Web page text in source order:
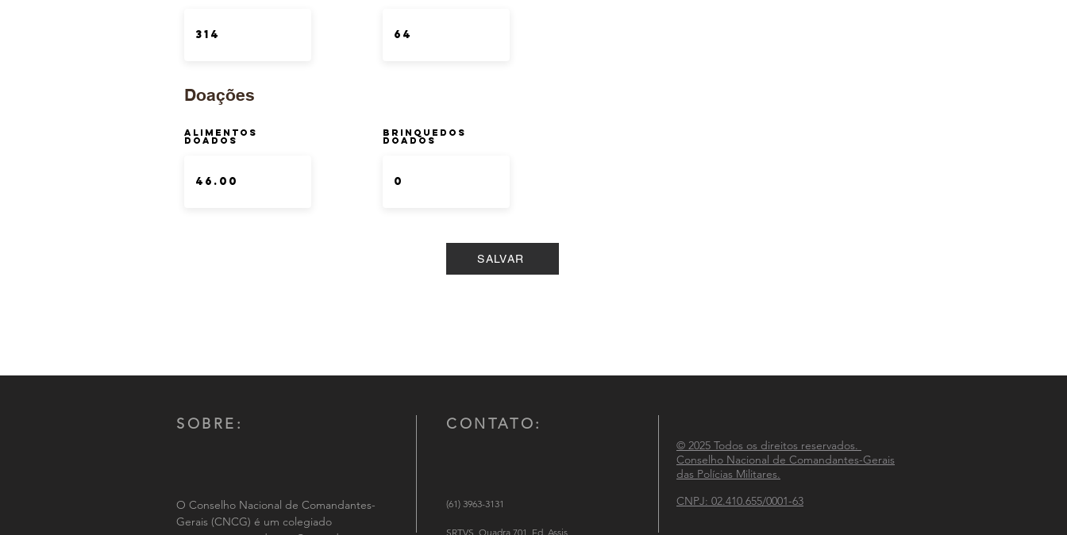
Doações
Alimentos
Doados
Brinquedos
doados
SALVAR
SOBRE:
O Conselho Nacional de Comandantes-
Gerais (CNCG) é um colegiado
CONTATO:
(61) 3963-3131
SRTVS, Quadra 701, Ed. Assis
© 2025 Todos os direitos reservados.
Conselho Nacional de Comandantes-Gerais
das Polícias Militares.
CNPJ: 02.410.655/0001-63